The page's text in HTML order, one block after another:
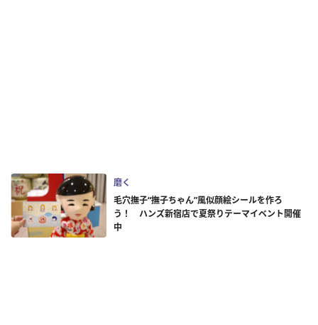
磨く
毛穴撫子“撫子ちゃん”風似顔絵シールを作ろ
う！ ハンズ新宿店で夏祭りテーマイベント開催
中